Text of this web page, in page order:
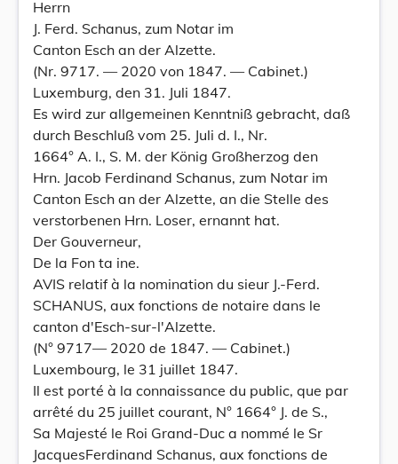
Herrn
J. Ferd. Schanus, zum Notar im
Canton Esch an der Alzette.
(Nr. 9717. — 2020 von 1847. — Cabinet.)
Luxemburg, den 31. Juli 1847.
Es wird zur allgemeinen Kenntniß gebracht, daß
durch Beschluß vom 25. Juli d. I., Nr.
1664° A. I., S. M. der König Großherzog den
Hrn. Jacob Ferdinand Schanus, zum Notar im
Canton Esch an der Alzette, an die Stelle des
verstorbenen Hrn. Loser, ernannt hat.
Der Gouverneur,
De la Fon ta ine.
AVIS relatif à la nomination du sieur J.-Ferd.
SCHANUS, aux fonctions de notaire dans le
canton d'Esch-sur-l'Alzette.
(N° 9717— 2020 de 1847. — Cabinet.)
Luxembourg, le 31 juillet 1847.
Il est porté à la connaissance du public, que par
arrêté du 25 juillet courant, N° 1664° J. de S.,
Sa Majesté le Roi Grand-Duc a nommé le Sr
JacquesFerdinand Schanus, aux fonctions de